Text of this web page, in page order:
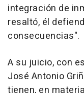
integración de
resaltó, él
consecuencias".
A su juicio, con
José Antonio
tienen, en